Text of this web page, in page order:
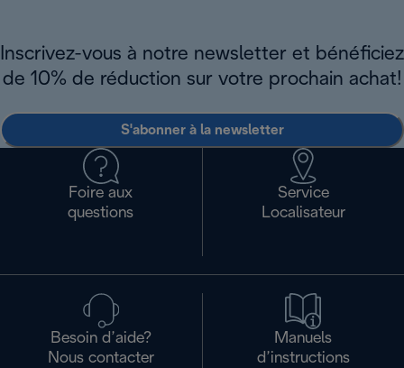
Inscrivez-vous à notre newsletter et bénéficiez
de 10% de réduction sur votre prochain achat!
S'abonner à la newsletter
Foire aux
questions
Service
Localisateur
Besoin d’aide?
Nous contacter
Manuels
d’instructions